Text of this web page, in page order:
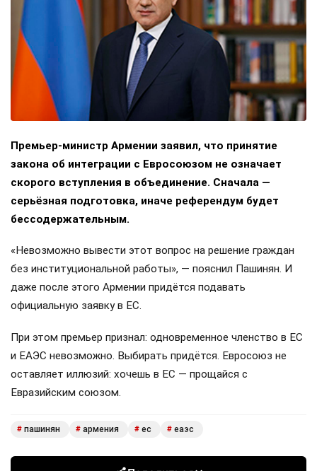
Премьер-министр Армении заявил, что принятие
закона об интеграции с Евросоюзом не означает
скорого вступления в объединение. Сначала —
серьёзная подготовка, иначе референдум будет
бессодержательным.
«Невозможно вывести этот вопрос на решение граждан
без институциональной работы», — пояснил Пашинян. И
даже после этого Армении придётся подавать
официальную заявку в ЕС.
При этом премьер признал: одновременное членство в ЕС
и ЕАЭС невозможно. Выбирать придётся. Евросоюз не
оставляет иллюзий: хочешь в ЕС — прощайся с
Евразийским союзом.
# пашинян # армения # ес # еаэс